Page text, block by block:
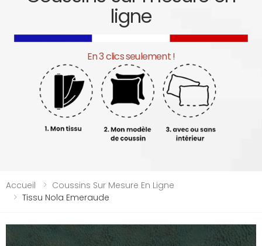
ligne
En 3 clics seulement !
Accueil
Coussins Sur Mesure En Ligne
Tissu Nola Emeraude